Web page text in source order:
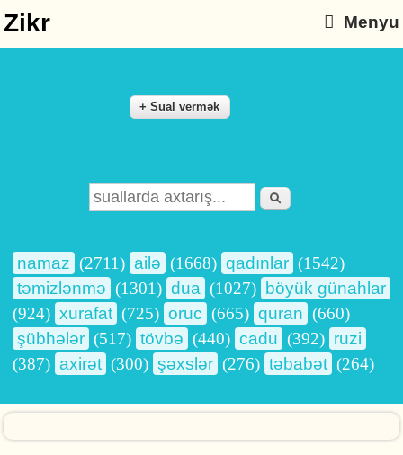
Zikr Menyu
Search form
Axtarış
namaz (2711) ailə (1668) qadınlar (1542)
təmizlənmə (1301) dua (1027)
böyük günahlar
(924) xurafat (725) oruc (665) quran (660)
şübhələr (517) tövbə (440) cadu (392) ruzi
(387) axirət (300) şəxslər (276) təbabət (264)